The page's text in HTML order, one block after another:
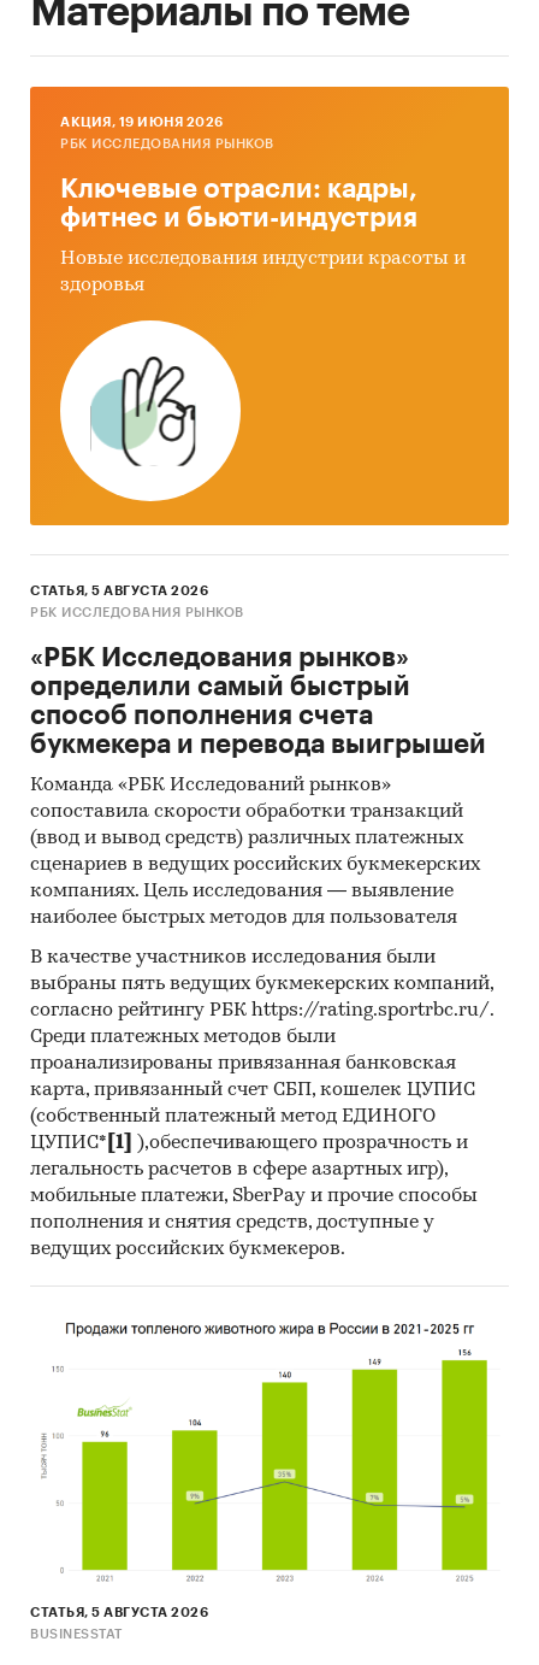
Материалы по теме
AКЦИЯ, 19 ИЮНЯ 2026
РБК ИССЛЕДОВАНИЯ РЫНКОВ
Ключевые отрасли: кадры,
фитнес и бьюти-индустрия
Новые исследования индустрии красоты и
здоровья
СТАТЬЯ, 5 АВГУСТА 2026
РБК ИССЛЕДОВАНИЯ РЫНКОВ
«РБК Исследования рынков»
определили самый быстрый
способ пополнения счета
букмекера и перевода выигрышей
Команда «РБК Исследований рынков»
сопоставила скорости обработки транзакций
(ввод и вывод средств) различных платежных
сценариев в ведущих российских букмекерских
компаниях. Цель исследования — выявление
наиболее быстрых методов для пользователя
В качестве участников исследования были
выбраны пять ведущих букмекерских компаний,
согласно рейтингу РБК https://rating.sportrbc.ru/.
Среди платежных методов были
проанализированы привязанная банковская
карта, привязанный счет СБП, кошелек ЦУПИС
(собственный платежный метод ЕДИНОГО
ЦУПИС* [1]
),обеспечивающего прозрачность и
легальность расчетов в сфере азартных игр),
мобильные платежи, SberPay и прочие способы
пополнения и снятия средств, доступные у
ведущих российских букмекеров.
СТАТЬЯ, 5 АВГУСТА 2026
BUSINESSTAT